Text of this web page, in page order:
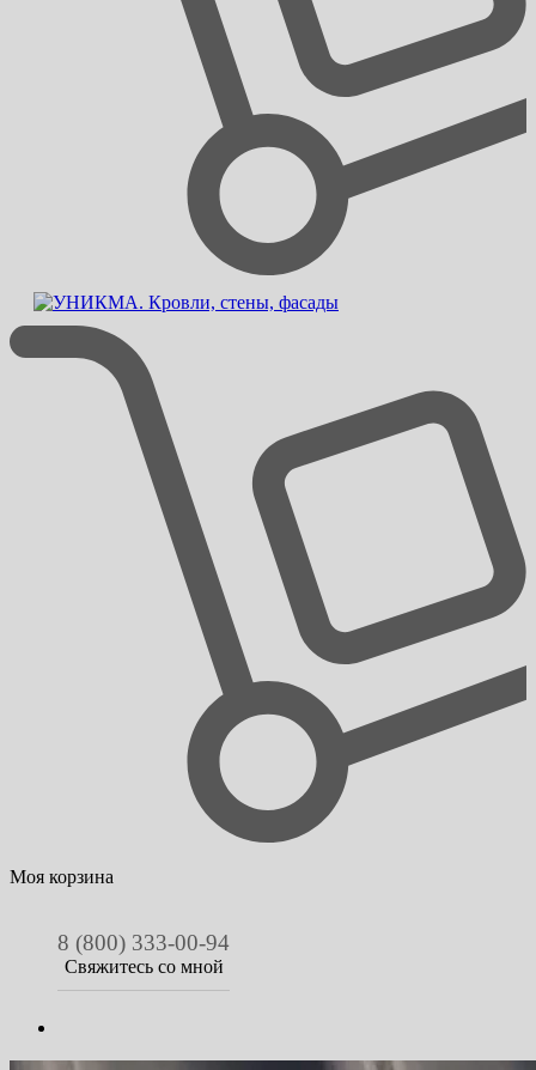
Моя корзина
8 (800) 333-00-94
Свяжитесь со мной